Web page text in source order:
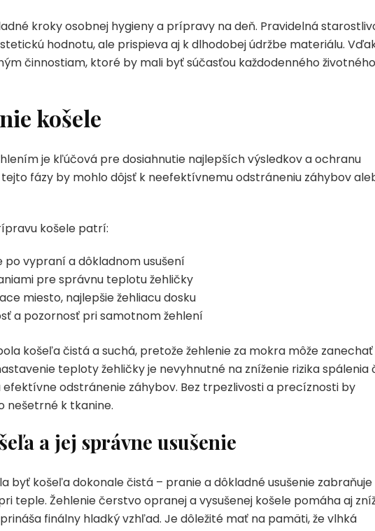
kroky osobnej hygieny a prípravy na deň. Pravidelná
hodnotu, ale prispieva aj k dlhodobej údržbe materiálu.
činnostiam, ktoré by mali byť súčasťou každodenného životného
košele
je kľúčová pre dosiahnutie najlepších výsledkov a ochranu
fázy by mohlo dôjsť k neefektívnemu odstráneniu záhybov
košele patrí:
po vypraní a dôkladnom usušení
pre správnu teplotu žehličky
miesto, najlepšie žehliacu dosku
a pozornosť pri samotnom žehlení
košeľa čistá a suchá, pretože žehlenie za mokra môže zanechať
teploty žehličky je nevyhnutné na zníženie rizika spálenia
odstránenie záhybov. Bez trpezlivosti a precíznosti by
nešetrné k tkanine.
a jej správne usušenie
byť košeľa dokonale čistá – pranie a dôkladné usušenie zabraňuje
teple. Žehlenie čerstvo opranej a vysušenej košele pomáha aj
finálny hladký vzhľad. Je dôležité mať na pamäti, že vlhká